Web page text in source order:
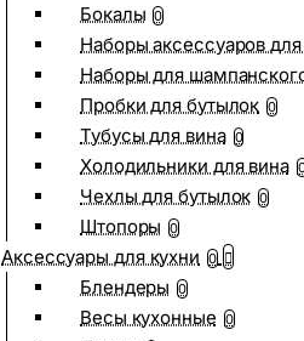
Бокалы 0
Наборы аксессуаров
Наборы для
Пробки для бутылок 0
Тубусы для вина 0
Холодильники для вина
Чехлы для бутылок 0
Штопоры 0
Аксессуары для кухни 0
Блендеры 0
Весы кухонные 0